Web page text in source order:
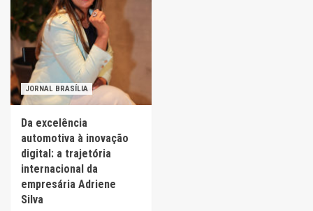
JORNAL BRASÍLIA
Da excelência
automotiva à inovação
digital: a trajetória
internacional da
empresária Adriene
Silva